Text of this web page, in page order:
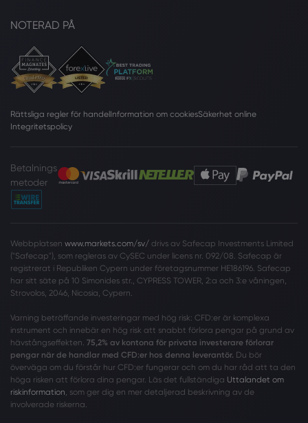
NOTERAD PÅ
Rättsliga regler för handelInformation om cookiesSäkerhet online
Integritetspolicy
Betalnings
metoder
Webbplatsen www.markets.com/sv/ drivs av Safecap Investments Limited
("Safecap"), som regleras av CySEC under licens nr. 092/08. Safecap är
registrerat i Republiken Cypern under företagsnummer HE186196. Safecap
har sitt säte på 10 Simonides str., CYPRESS TOWER, 2:a och 3:e våningen,
Strovolos, 2046, Nicosia, Cypern.
Varning beträffande investeringar med hög risk: CFD:er är komplexa
instrument och innebär en hög risk att snabbt förlora pengar på grund av
hävstångseffekten. 75,2% av kontona för privata investerare förlorar
pengar när de handlar med CFD:er hos denna leverantör. Du bör
överväga om du förstår hur CFD:er fungerar och om du har råd att ta den
höga risken att förlora dina pengar. Läs det fullständiga Uttalandet om
riskinformation , som ger dig en mer detaljerad beskrivning av de
involverade riskerna.